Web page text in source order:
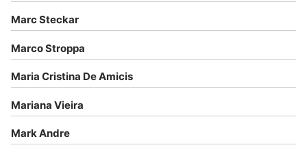
Marc Steckar
Marco Stroppa
Maria Cristina De Amicis
Mariana Vieira
Mark Andre